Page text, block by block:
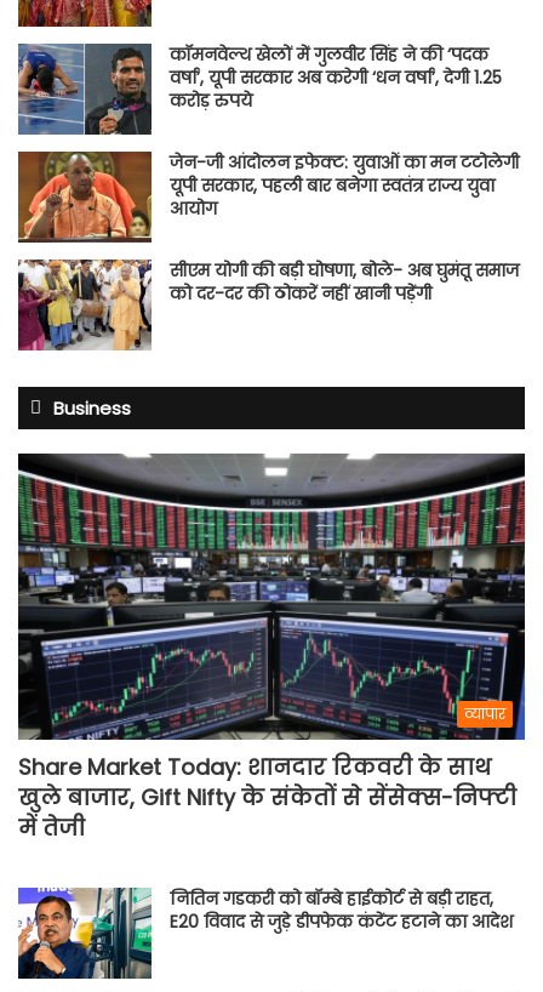
कॉमनवेल्थ खेलों में गुलवीर सिंह ने की ‘पदक
वर्षा’, यूपी सरकार अब करेगी ‘धन वर्षा’, देगी 1.25
करोड़ रुपये
जेन-जी आंदोलन इफेक्ट: युवाओं का मन टटोलेगी
यूपी सरकार, पहली बार बनेगा स्वतंत्र राज्य युवा
आयोग
सीएम योगी की बड़ी घोषणा, बोले- अब घुमंतू समाज
को दर-दर की ठोकरें नहीं खानी पड़ेंगी
Business
व्यापार
Share Market Today: शानदार रिकवरी के साथ
खुले बाजार, Gift Nifty के संकेतों से सेंसेक्स-निफ्टी
में तेजी
नितिन गडकरी को बॉम्बे हाईकोर्ट से बड़ी राहत,
E20 विवाद से जुड़े डीपफेक कंटेंट हटाने का आदेश